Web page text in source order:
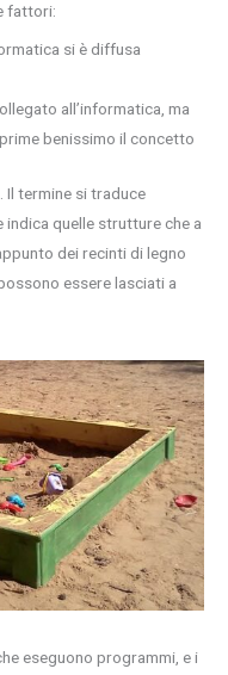
fattori:
si è diffusa
all’informatica, ma
benissimo il concetto
Il termine si traduce
indica quelle strutture che a
dei recinti di legno
essere lasciati a
eseguono programmi, e i